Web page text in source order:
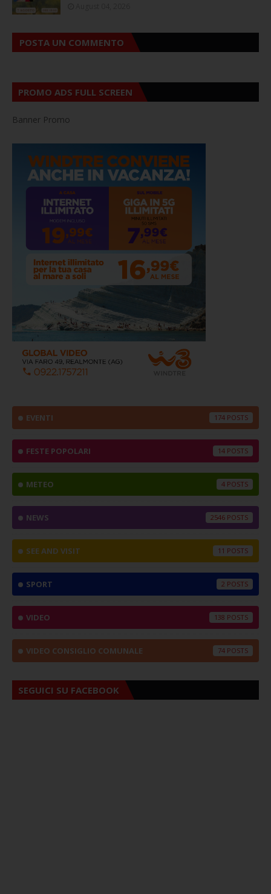
POSTA UN COMMENTO
PROMO ADS FULL SCREEN
Banner Promo
EVENTI 174
FESTE POPOLARI 14
METEO 4
NEWS 2546
SEE AND VISIT 11
SPORT 2
VIDEO 138
VIDEO CONSIGLIO COMUNALE 74
SEGUICI SU FACEBOOK